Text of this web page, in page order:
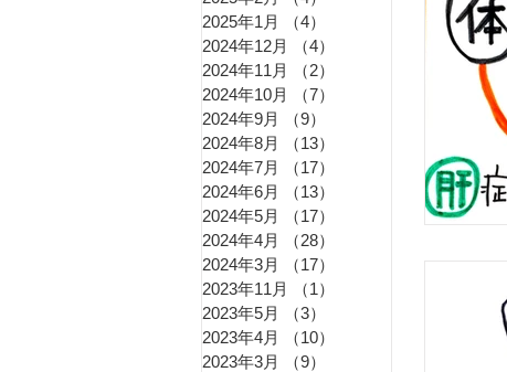
2025年1月
（4）
2024年12月
（4）
2024年11月
（2）
2024年10月
（7）
2024年9月
（9）
2024年8月
（13）
2024年7月
（17）
2024年6月
（13）
2024年5月
（17）
2024年4月
（28）
2024年3月
（17）
2023年11月
（1）
2023年5月
（3）
2023年4月
（10）
2023年3月
（9）
血圧の
花粉
更年期
冷え